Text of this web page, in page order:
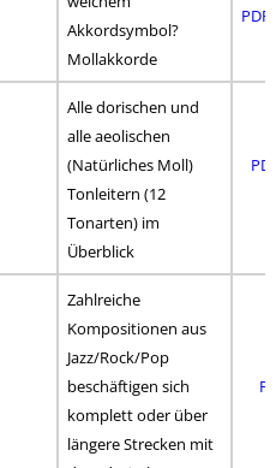
Akkordsymbol?
Mollakkorde
Alle dorischen und
alle aeolischen
(Natürliches Moll)
Tonleitern (12
Tonarten) im
Überblick
Zahlreiche
Kompositionen aus
Jazz/Rock/Pop
beschäftigen sich
komplett oder über
längere Strecken mit